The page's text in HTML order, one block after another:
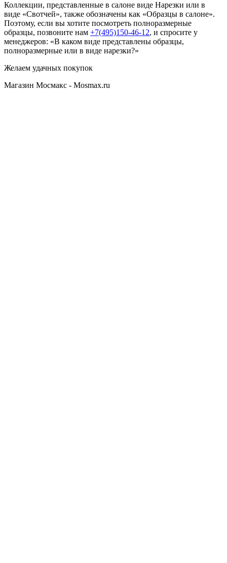
Коллекции, представленные в салоне виде Нарезки или в
виде «Свотчей», также обозначены как «Образцы в салоне».
Поэтому, если вы хотите посмотреть полноразмерные
образцы, позвоните нам +7(495)150-46-12, и спросите у
менеджеров: «В каком виде представлены образцы,
полноразмерные или в виде нарезки?»
Желаем удачных покупок
Магазин Мосмакс - Mosmax.ru